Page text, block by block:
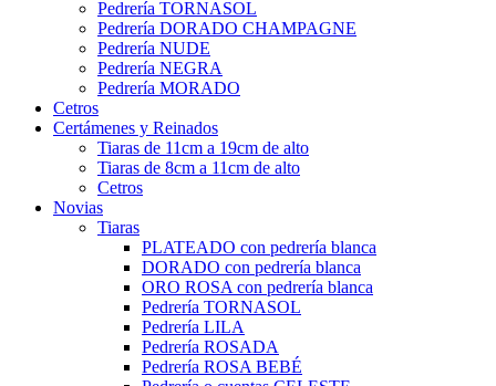
Pedrería TORNASOL
Pedrería DORADO CHAMPAGNE
Pedrería NUDE
Pedrería NEGRA
Pedrería MORADO
Cetros
Certámenes y Reinados
Tiaras de 11cm a 19cm de alto
Tiaras de 8cm a 11cm de alto
Cetros
Novias
Tiaras
PLATEADO con pedrería blanca
DORADO con pedrería blanca
ORO ROSA con pedrería blanca
Pedrería TORNASOL
Pedrería LILA
Pedrería ROSADA
Pedrería ROSA BEBÉ